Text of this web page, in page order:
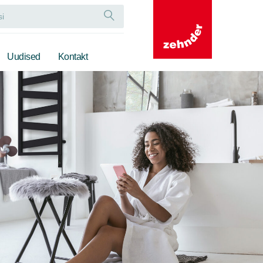
Uudised Kontakt